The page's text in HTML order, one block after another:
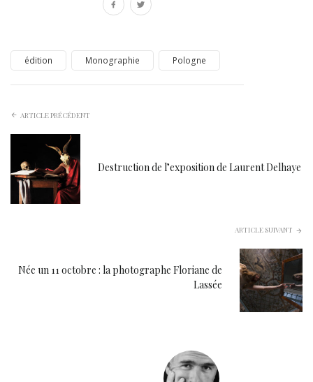
édition Monographie Pologne
ARTICLE PRÉCÉDENT
Destruction de l’exposition de Laurent Delhaye
ARTICLE SUIVANT
Née un 11 octobre : la photographe Floriane de
Lassée